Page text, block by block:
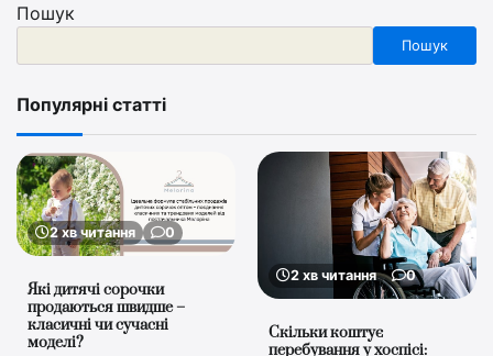
Пошук
Пошук
Популярні статті
2 хв читання 0
Які дитячі сорочки
продаються швидше –
класичні чи сучасні
моделі?
2 хв читання 0
Скільки коштує
перебування у хоспісі: